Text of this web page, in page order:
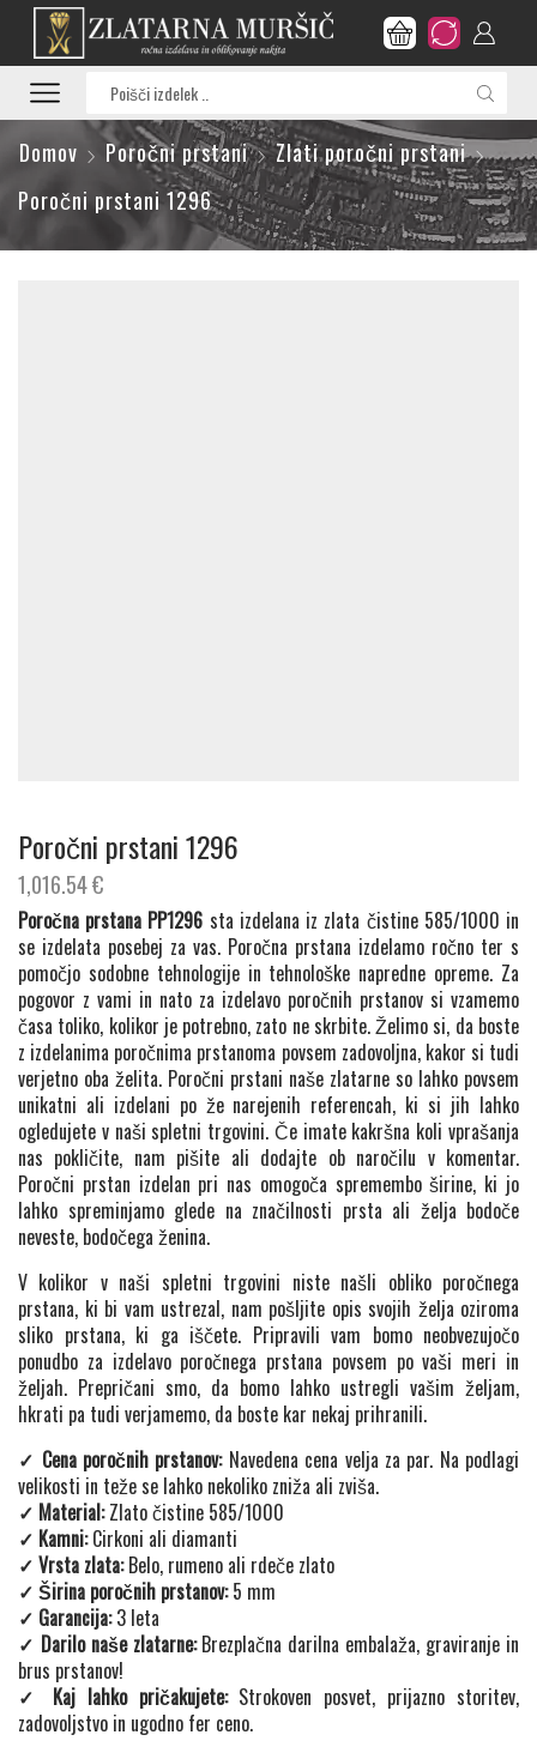
input
Domov Poročni prstani
Zlati poročni prstani
Poročni prstani 1296
Poročni prstani 1296
1,016.54€
Poročna prstana PP1296 sta izdelana iz zlata čistine 585/1000 in
se izdelata posebej za vas. Poročna prstana izdelamo ročno ter s
pomočjo sodobne tehnologije in tehnološke napredne opreme. Za
pogovor z vami in nato za izdelavo poročnih prstanov si vzamemo
časa toliko, kolikor je potrebno, zato ne skrbite. Želimo si, da boste
z izdelanima poročnima prstanoma povsem zadovoljna, kakor si tudi
verjetno oba želita. Poročni prstani naše zlatarne so lahko povsem
unikatni ali izdelani po že narejenih referencah, ki si jih lahko
ogledujete v naši spletni trgovini. Če imate kakršna koli vprašanja
nas pokličite, nam pišite ali dodajte ob naročilu v komentar.
Poročni prstan izdelan pri nas omogoča spremembo širine, ki jo
lahko spreminjamo glede na značilnosti prsta ali želja bodoče
neveste, bodočega ženina.
V kolikor v naši spletni trgovini niste našli obliko poročnega
prstana, ki bi vam ustrezal, nam pošljite opis svojih želja oziroma
sliko prstana, ki ga iščete. Pripravili vam bomo neobvezujočo
ponudbo za izdelavo poročnega prstana povsem po vaši meri in
željah. Prepričani smo, da bomo lahko ustregli vašim željam,
hkrati pa tudi verjamemo, da boste kar nekaj prihranili.
✓ Cena poročnih prstanov:Navedena cena velja za par. Na podlagi
velikosti in teže se lahko nekoliko zniža ali zviša.
✓ Material:Zlato čistine 585/1000
✓ Kamni:Cirkoni ali diamanti
✓ Vrsta zlata:Belo, rumeno ali rdeče zlato
✓ Širina poročnih prstanov:5 mm
✓ Garancija:3 leta
✓ Darilo naše zlatarne:Brezplačna darilna embalaža, graviranje in
brus prstanov!
✓ Kaj lahko pričakujete:Strokoven posvet, prijazno storitev,
zadovoljstvo in ugodno fer ceno.